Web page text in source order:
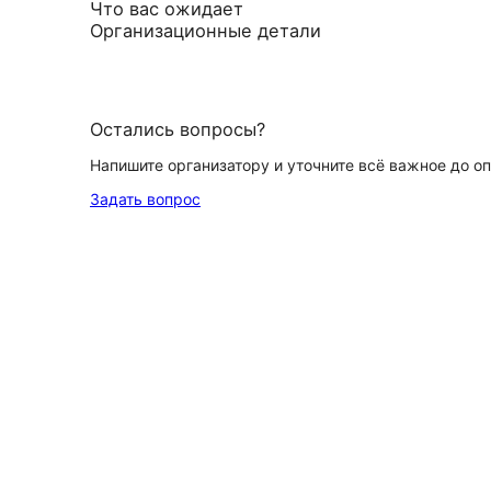
Что вас ожидает
Организационные детали
Остались вопросы?
Напишите организатору и уточните всё важное до
Задать вопрос